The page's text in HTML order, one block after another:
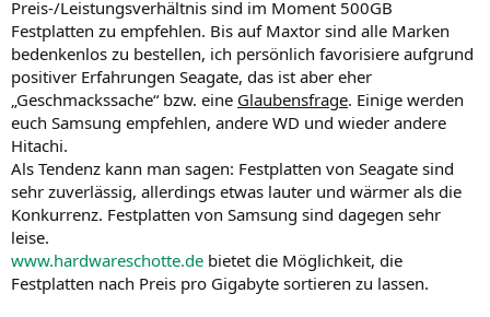
Preis-/Leistungsverhältnis sind im Moment 500GB
Festplatten zu empfehlen. Bis auf Maxtor sind alle Marken
bedenkenlos zu bestellen, ich persönlich favorisiere aufgrund
positiver Erfahrungen Seagate, das ist aber eher
„Geschmackssache“ bzw. eine Glaubensfrage. Einige werden
euch Samsung empfehlen, andere WD und wieder andere
Hitachi.
Als Tendenz kann man sagen: Festplatten von Seagate sind
sehr zuverlässig, allerdings etwas lauter und wärmer als die
Konkurrenz. Festplatten von Samsung sind dagegen sehr
leise.
www.hardwareschotte.de bietet die Möglichkeit, die
Festplatten nach Preis pro Gigabyte sortieren zu lassen.